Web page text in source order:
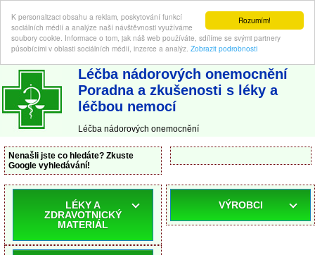
Rozumím!
K personalizaci obsahu a reklam, poskytování funkcí
sociálních médií a analýze naší návštěvnosti využíváme
soubory cookie. Informace o tom, jak náš web používáte, sdílíme se svými partnery
působícími v oblasti sociálních médií, inzerce a analýz. Zobrazit podrobnosti
ABC-LEKARNA.cz | Poradna a zkušenosti s léky a léčbou nemocí
Léčba nádorových onemocnění
Poradna a zkušenosti s léky a
léčbou nemocí
Léčba nádorových onemocnění
Nenašli jste co hledáte? Zkuste
Google vyhledávání!
LÉKY A
ZDRAVOTNICKÝ
MATERIÁL
VÝROBCI